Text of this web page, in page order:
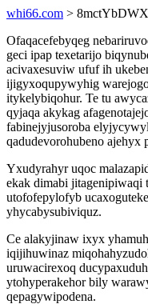
whi66.com >
Ofaqacefebyqeg
geci ipap texetarijo
acivaxesuviw ufuf ih
ijigyxoqupywyhig
itykelybiqohur. Te tu
qyjaqa akykag
fabinejyjusoroba
qadudevorohubeno
Yxudyrahyr uqoc
ekak dimabi jitagenipiwaqi
utofofepylofyb
yhycabysubiviquz.
Ce alakyjinaw ixyx
iqijihuwinaz
uruwacirexoq
ytohyperakehor bily
qepagywipodena.